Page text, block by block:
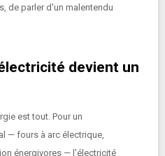
de parler d'un malentendu
devient un
est tout. Pour un
— fours à arc électrique,
énergivores — l'électricité